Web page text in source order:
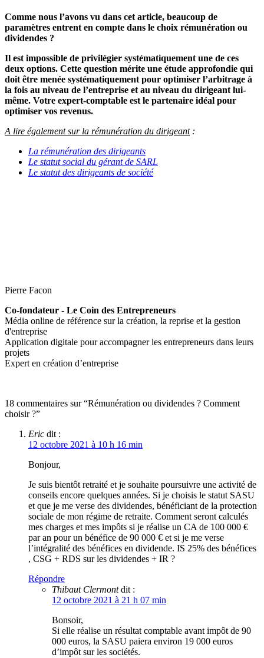
Comme nous l’avons vu dans cet article, beaucoup de
paramètres entrent en compte dans le choix rémunération ou
dividendes ?
Il est impossible de privilégier systématiquement une de ces
deux options. Cette question mérite une étude approfondie qui
doit être menée systématiquement pour optimiser l’arbitrage à
la fois au niveau de l’entreprise et au niveau du dirigeant lui-
même. Votre expert-comptable est le partenaire idéal pour
optimiser vos revenus.
A lire également sur la rémunération du dirigeant:
La rémunération des dirigeants
Le statut social du gérant de SARL
Le statut des dirigeants de société
Pierre Facon
Co-fondateur - Le Coin des Entrepreneurs
Média online de référence sur la création, la reprise et la gestion
d'entreprise
Application digitale pour accompagner les entrepreneurs dans leurs
projets
Expert en création d’entreprise
18 commentaires sur “Rémunération ou dividendes ? Comment
choisir ?”
Eric dit :
12 octobre 2021 à 10 h 16 min
Bonjour,
Je suis bientôt retraité et je souhaite poursuivre une activité de
conseils encore quelques années. Si je choisis le statut SASU
et que je me verse des dividendes, bénéficiant de la protection
sociale de mon régime de retraite. Comment seront calculés
mes charges et mes impôts si je réalise un CA de 100 000 €
par an pour un bénéfice de 90 000 € et si je me verse
l’intégralité des bénéfices en dividende. IS 25% des bénéfices
, CSG + RDS sur les dividendes + IR ?
Répondre
Thibaut Clermont dit :
12 octobre 2021 à 21 h 07 min
Bonsoir,
Si elle réalise un résultat comptable avant impôt de 90
000 euros, la SASU paiera environ 19 000 euros
d’impôt sur les sociétés.